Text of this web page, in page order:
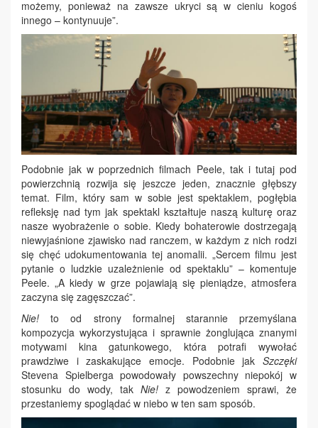
możemy, ponieważ na zawsze ukryci są w cieniu kogoś
innego – kontynuuje”.
Podobnie jak w poprzednich filmach Peele, tak i tutaj pod
powierzchnią rozwija się jeszcze jeden, znacznie głębszy
temat. Film, który sam w sobie jest spektaklem, pogłębia
refleksję nad tym jak spektakl kształtuje naszą kulturę oraz
nasze wyobrażenie o sobie. Kiedy bohaterowie dostrzegają
niewyjaśnione zjawisko nad ranczem, w każdym z nich rodzi
się chęć udokumentowania tej anomalii. „Sercem filmu jest
pytanie o ludzkie uzależnienie od spektaklu” – komentuje
Peele. „A kiedy w grze pojawiają się pieniądze, atmosfera
zaczyna się zagęszczać”.
Nie!to od strony formalnej starannie przemyślana
kompozycja wykorzystująca i sprawnie żonglująca znanymi
motywami kina gatunkowego, która potrafi wywołać
prawdziwe i zaskakujące emocje. Podobnie jak Szczęki
Stevena Spielberga powodowały powszechny niepokój w
stosunku do wody, tak Nie! z powodzeniem sprawi, że
przestaniemy spoglądać w niebo w ten sam sposób.